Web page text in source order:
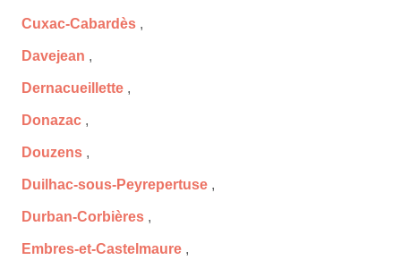
Cuxac-Cabardès ,
Davejean ,
Dernacueillette ,
Donazac ,
Douzens ,
Duilhac-sous-Peyrepertuse ,
Durban-Corbières ,
Embres-et-Castelmaure ,